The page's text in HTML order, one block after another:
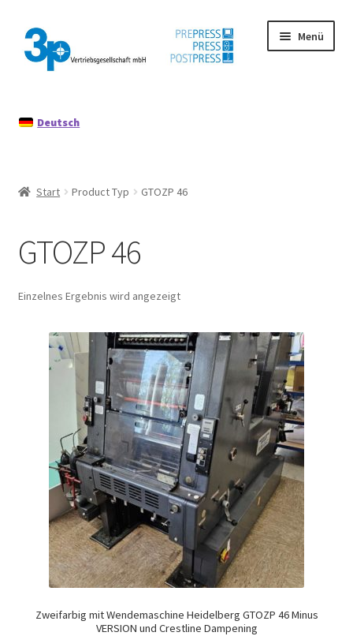
Zur
Navigation
springen
Zum
Inhalt
springen
Menü
Datenschutz
Mein Konto
Deutsch
Start Product Typ GTOZP 46
GTOZP 46
Einzelnes Ergebnis wird angezeigt
Zweifarbig mit Wendemaschine Heidelberg GTOZP 46 Minus
VERSION und Crestline Dampening